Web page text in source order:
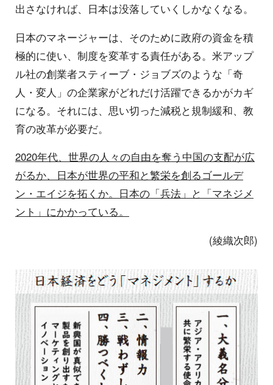
出さなければ、日本は没落していくしかなくなる。
日本のマネージャーは、そのために政府の資金を積
極的に使い、制度を変革する責任がある。米アップ
ル社の創業者スティーブ・ジョブズのような「奇
人・変人」の企業家がどれだけ活躍できるかがカギ
になる。それには、思い切った減税と規制緩和、教
育の改革が必要だ。
2020年代、世界の人々の自由を奪う中国の支配が広
がるか、日本が世界の平和と繁栄を創るゴールデ
ン・エイジを拓くか。日本の「兵法」と「マネジメ
ント」にかかっている。
(綾織次郎)